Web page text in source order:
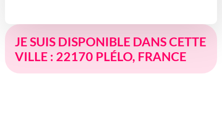
JE SUIS DISPONIBLE DANS CETTE
VILLE : 22170 PLÉLO, FRANCE